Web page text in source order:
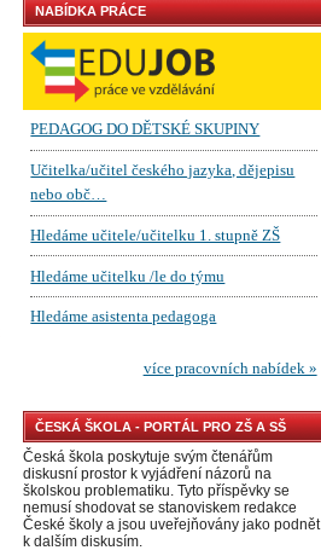
NABÍDKA PRÁCE
ČESKÁ ŠKOLA - PORTÁL PRO ZŠ A SŠ
Česká škola poskytuje svým čtenářům
diskusní prostor k vyjádření názorů na
školskou problematiku. Tyto příspěvky se
nemusí shodovat se stanoviskem redakce
České školy a jsou uveřejňovány jako podnět
k dalším diskusím.